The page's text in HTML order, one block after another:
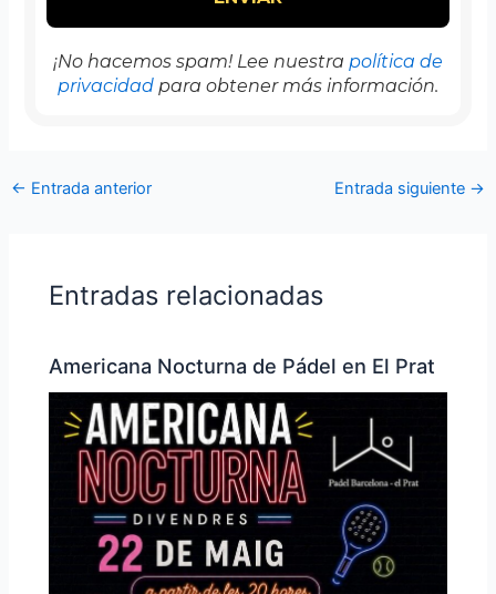
¡No hacemos spam! Lee nuestra política de
privacidad para obtener más información.
← Entrada anterior Entrada siguiente →
Entradas relacionadas
Americana Nocturna de Pádel en El Prat